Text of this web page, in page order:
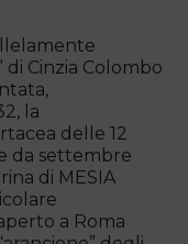
di Cinzia Colombo
la
delle 12
da settembre
di MESIA
a Roma